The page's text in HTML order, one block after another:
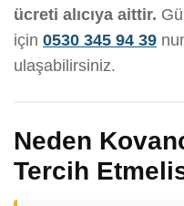
ücreti alıcıya aittir.
için 0530 345 94 39
ulaşabilirsiniz.
Neden
Tercih